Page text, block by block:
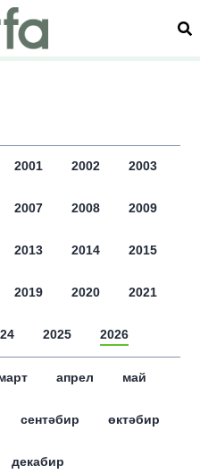
2001 2002 2003
2007 2008 2009
2013 2014 2015
2019 2020 2021
2025 2026
апрел май
сентәбир өктәбир
декабир